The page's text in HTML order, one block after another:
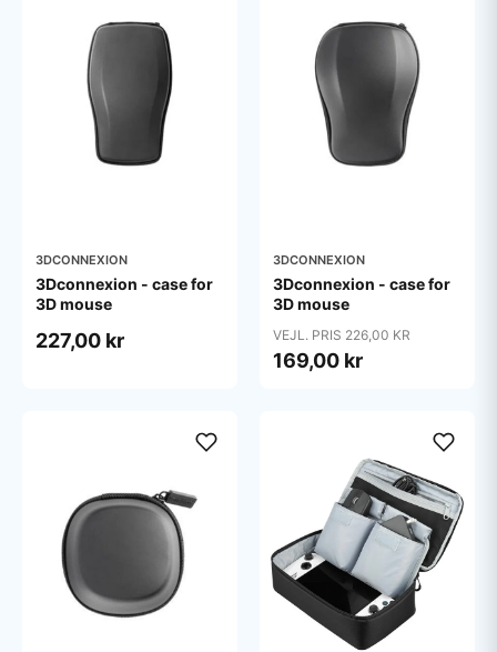
3DCONNEXION
3Dconnexion - case for
3D mouse
227,00 kr
3DCONNEXION
3Dconnexion - case for
3D mouse
VEJL. PRIS 226,00 KR
169,00 kr